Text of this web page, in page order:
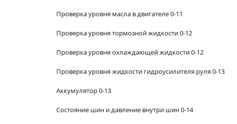
Проверка уровня масла в двигателе 0-11
Проверка уровня тормозной жидкости 0-12
Проверка уровня охлаждающей жидкости 0-12
Проверка уровня жидкости гидроусилителя руля 0-13
Аккумулятор 0-13
Состояние шин и давление внутри шин 0-14